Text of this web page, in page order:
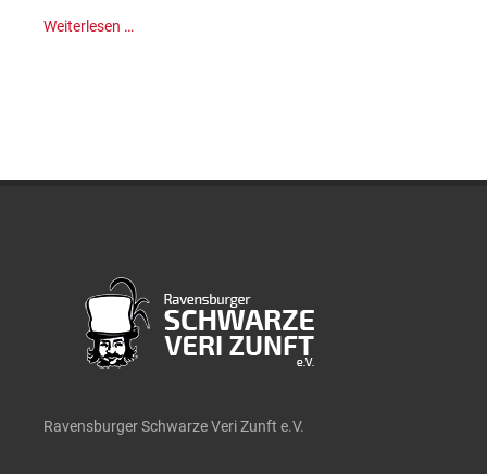
Weiterlesen …
Ravensburger Schwarze Veri Zunft e.V.